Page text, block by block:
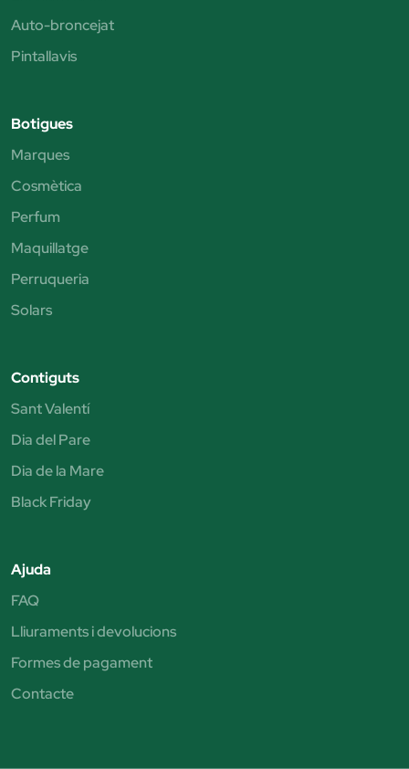
Auto-broncejat
Pintallavis
Botigues
Marques
Cosmètica
Perfum
Maquillatge
Perruqueria
Solars
Contiguts
Sant Valentí
Dia del Pare
Dia de la Mare
Black Friday
Ajuda
FAQ
Lliuraments i devolucions
Formes de pagament
Contacte